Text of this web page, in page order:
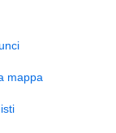
mappa